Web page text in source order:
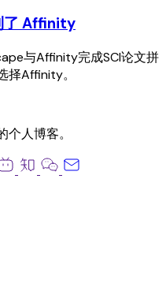
了 Affinity
与Affinity完成SCI论文拼
择Affinity。
人博客。